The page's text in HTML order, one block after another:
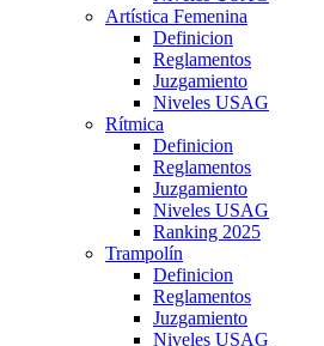
Artística Femenina
Definicion
Reglamentos
Juzgamiento
Niveles USAG
Rítmica
Definicion
Reglamentos
Juzgamiento
Niveles USAG
Ranking 2025
Trampolín
Definicion
Reglamentos
Juzgamiento
Niveles USAG